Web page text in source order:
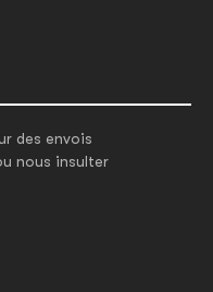
des envois
nous insulter